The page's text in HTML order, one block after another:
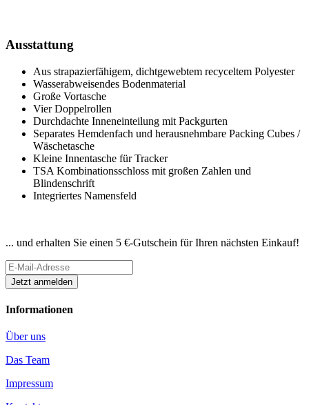
Ausstattung
Aus strapazierfähigem, dichtgewebtem recyceltem Polyester
Wasserabweisendes Bodenmaterial
Große Vortasche
Vier Doppelrollen
Durchdachte Inneneinteilung mit Packgurten
Separates Hemdenfach und herausnehmbare Packing Cubes /
Wäschetasche
Kleine Innentasche für Tracker
TSA Kombinationsschloss mit großen Zahlen und
Blindenschrift
Integriertes Namensfeld
... und erhalten Sie einen 5 €-Gutschein für Ihren nächsten Einkauf!
Informationen
Über uns
Das Team
Impressum